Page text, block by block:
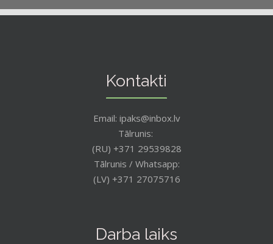
Kontakti
Email: ipaks@inbox.lv
Tālrunis:
(RU) +371 29539828
Tālrunis / Whatsapp:
(LV) +371 27075716
Darba laiks